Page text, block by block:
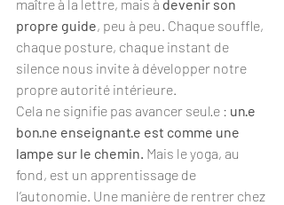
maître à la lettre, mais à devenir son
propre guide, peu à peu. Chaque souffle,
chaque posture, chaque instant de
silence nous invite à développer notre
propre autorité intérieure.
Cela ne signifie pas avancer seul·e : un·e
bon·ne enseignant·e est comme une
lampe sur le chemin. Mais le yoga, au
fond, est un apprentissage de
l’autonomie. Une manière de rentrer chez